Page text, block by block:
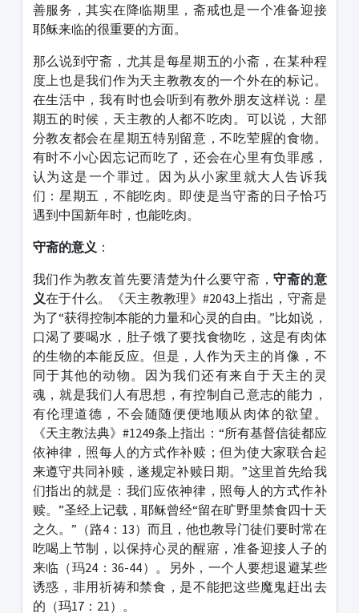
善服务，其实在降临期里，斋戒也是一个准备迎接
耶稣来临的很重要的方面。
那么说到守斋，尤其是每星期五的小斋，在某种程
度上也是我们作为天主教教友的一个外在的标记。
在生活中，我有时也会听到有教外朋友这样说：星
期五的时候，天主教的人都不吃肉。可以说，大部
分教友都会在星期五特别留意，不吃荤腥的食物。
有时不小心因忘记而吃了，还会在心里有负罪感，
认为这是一个罪过。因为从小家里就大人告诉我
们：星期五，不能吃肉。即使是当守斋的日子恰巧
遇到中国新年时，也能吃肉。
守斋的意义 ：
我们作为教友首先要清楚为什么要守斋，守斋的意
义在于什么。《天主教教理》#2043上指出，守斋是
为了“获得控制本能的力量和心灵的自由。”比如说，
口渴了要喝水，肚子饿了要找食物吃，这是有肉体
的生物的本能反应。但是，人作为天主的肖像，不
同于其他的动物。因为我们还有来自于天主的灵
魂，就是我们人有思想，有控制自己意志的能力，
有伦理道德，不会随随便便地顺从肉体的欲望。
《天主教法典》#1249条上指出：“所有基督信徒都应
依神律，照每人的方式作补赎；但为使大家联合起
来遵守共同补赎，遂规定补赎日期。”这里首先给我
们指出的就是：我们应依神律，照每人的方式作补
赎。”圣经上记载，耶稣曾经“留在旷野里禁食四十天
之久。”（路4：13）而且，他也教导门徒们要时常在
吃喝上节制，以保持心灵的醒寤，准备迎接人子的
来临（玛24：36-44）。另外，一个人要想退避某些
诱惑，非用祈祷和禁食，是不能把这些魔鬼赶出去
的（玛17：21）。